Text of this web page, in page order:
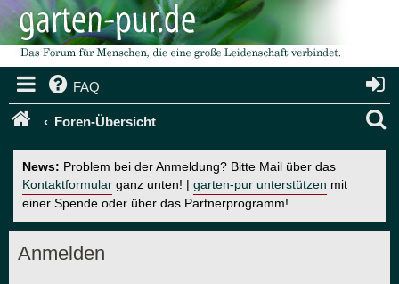
FAQ
Foren-Übersicht
News: Problem bei der Anmeldung? Bitte Mail über das
Kontaktformular ganz unten! | garten-pur unterstützen mit
einer Spende oder über das Partnerprogramm!
Anmelden